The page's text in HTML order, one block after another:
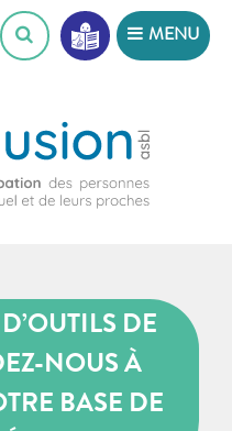
MENU
DE
NOUS À
BASE DE